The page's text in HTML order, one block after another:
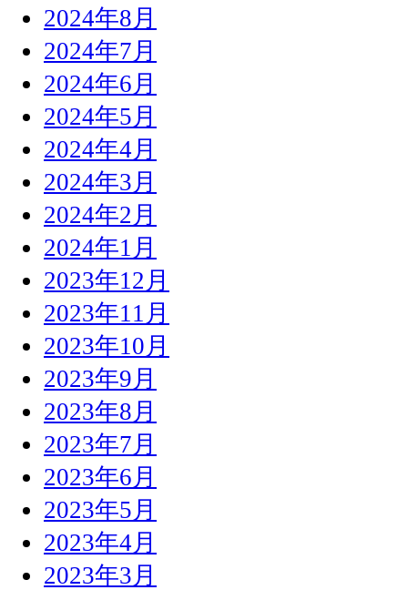
2024年8月
2024年7月
2024年6月
2024年5月
2024年4月
2024年3月
2024年2月
2024年1月
2023年12月
2023年11月
2023年10月
2023年9月
2023年8月
2023年7月
2023年6月
2023年5月
2023年4月
2023年3月